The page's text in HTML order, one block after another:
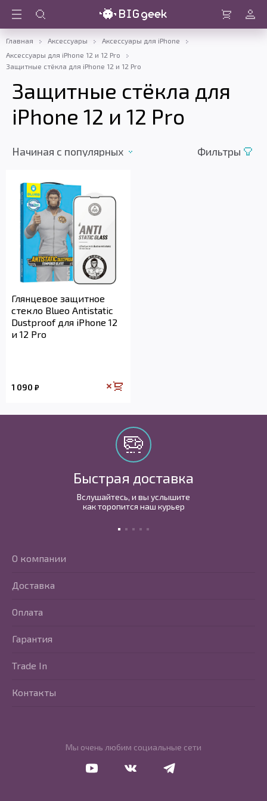
Войти
Главная Аксессуары
Аксессуары для iPhone
Аксессуары для iPhone 12 и 12 Pro
Защитные стёкла для iPhone 12 и 12 Pro
Защитные стёкла для
iPhone 12 и 12 Pro
Начиная c популярных Фильтры
Глянцевое защитное
стекло Blueo Antistatic
Dustproof для iPhone 12
и 12 Pro
1 090 ₽
Быстрая доставка
Вслушайтесь, и вы услышите
как торопится наш курьер
Мы очень любим социальные сети
О компании
Доставка
Оплата
Гарантия
Trade In
Контакты